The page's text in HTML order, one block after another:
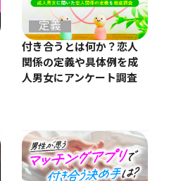
定義
付き合うとは何か？恋人
関係の定義や具体例を成
人男女にアンケート調査